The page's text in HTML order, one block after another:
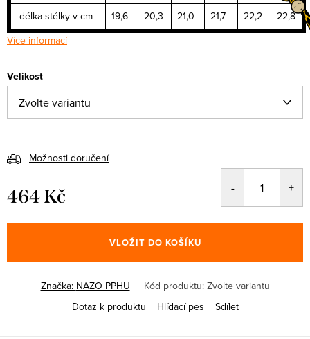
délka stélky v cm
19,6 20,3 21,0 21,7 22,2
22,8
Více informací
Velikost
Možnosti doručení
464 Kč
cena:
VLOŽIT DO KOŠÍKU
Značka: NAZO PPHU Kód produktu: Zvolte variantu
Dotaz k produktu
Hlídací pes Sdílet